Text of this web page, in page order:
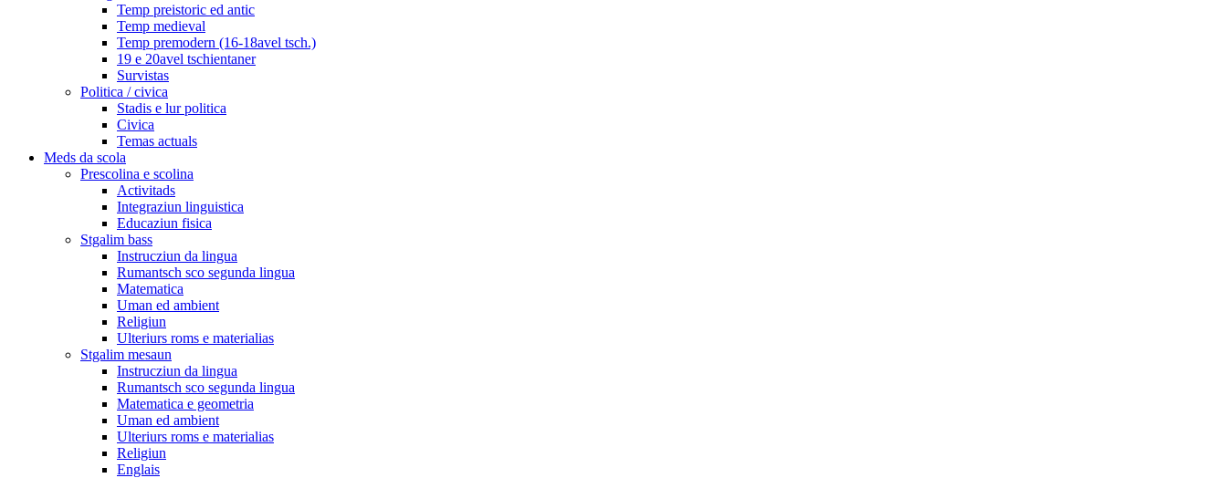
Temp preistoric ed antic
Temp medieval
Temp premodern (16-18avel tsch.)
19 e 20avel tschientaner
Survistas
Politica / civica
Stadis e lur politica
Civica
Temas actuals
Meds da scola
Prescolina e scolina
Activitads
Integraziun linguistica
Educaziun fisica
Stgalim bass
Instrucziun da lingua
Rumantsch sco segunda lingua
Matematica
Uman ed ambient
Religiun
Ulteriurs roms e materialias
Stgalim mesaun
Instrucziun da lingua
Rumantsch sco segunda lingua
Matematica e geometria
Uman ed ambient
Ulteriurs roms e materialias
Religiun
Englais